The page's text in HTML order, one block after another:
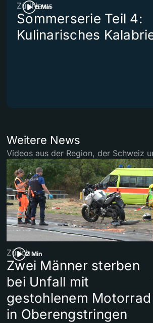
5 Min
ZüriNews
Sommerserie Teil 4:
Kulinarisches
Weitere News
Videos aus der Region, der Schweiz
2 Min
Zürich
Zwei Männer sterben
bei Unfall mit
gestohlenem Motorrad
in Oberengstringen